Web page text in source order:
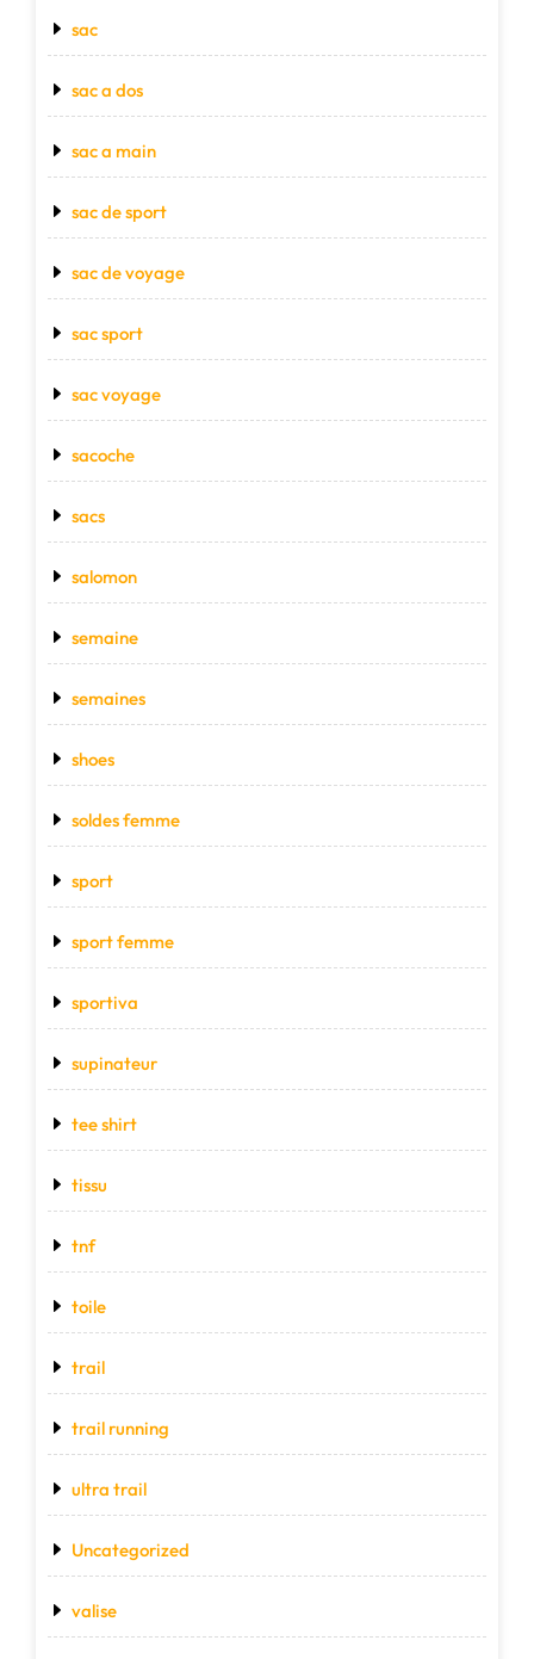
sac
sac a dos
sac a main
sac de sport
sac de voyage
sac sport
sac voyage
sacoche
sacs
salomon
semaine
semaines
shoes
soldes femme
sport
sport femme
sportiva
supinateur
tee shirt
tissu
tnf
toile
trail
trail running
ultra trail
Uncategorized
valise